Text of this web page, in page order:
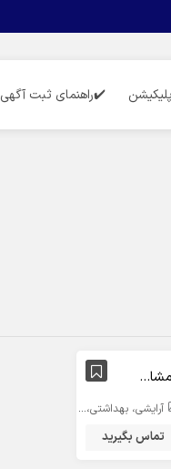
✔️راهنمای ثبت آگهی
تماس بگیرید
روانشناس خانواده مشاور خانواده
آرایشی، بهداشتی، درمانی